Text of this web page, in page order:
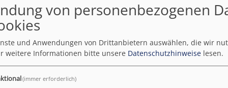
von personenbezogenen
und Anwendungen von Drittanbietern auswählen, die wir
weitere Informationen bitte unsere Datenschutzhinweise lesen.
(immer erforderlich)